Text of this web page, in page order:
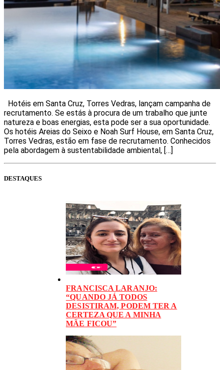
Hotéis em Santa Cruz, Torres Vedras, lançam campanha de
recrutamento. Se estás à procura de um trabalho que junte
natureza e boas energias, esta pode ser a sua oportunidade.
Os hotéis Areias do Seixo e Noah Surf House, em Santa Cruz,
Torres Vedras, estão em fase de recrutamento. Conhecidos
pela abordagem à sustentabilidade ambiental, […]
DESTAQUES
FRANCISCA LARANJO:
“QUANDO JÁ TODOS
DESISTIRAM, PODEM TER A
CERTEZA QUE A MINHA
MÃE FICOU”